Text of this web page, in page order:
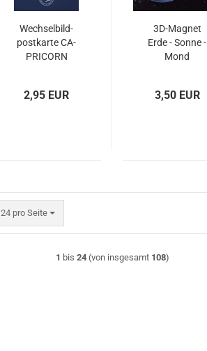
Wech­sel­bild­
post­kar­te CA­
PRI­CORN
2,95 EUR
3D-​Ma­gnet
Erde - Sonne -
Mond
3,50 EUR
24 pro Seite
pro Seite
1 bis 24(von insgesamt 108)